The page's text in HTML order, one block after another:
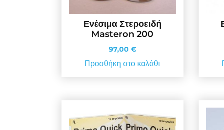
Ενέσιμα Στεροειδή
Masteron 200
97,00 €
Προσθήκη στο καλάθι